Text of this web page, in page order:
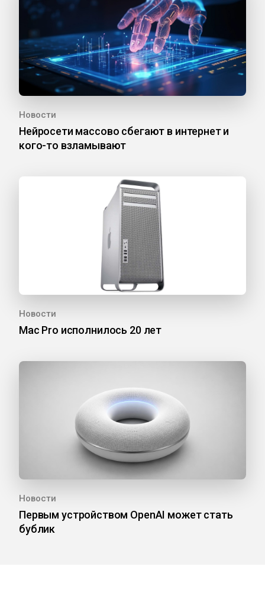
Новости
Нейросети массово сбегают в интернет и
кого-то взламывают
Новости
Mac Pro исполнилось 20 лет
Новости
Первым устройством OpenAI может стать
бублик